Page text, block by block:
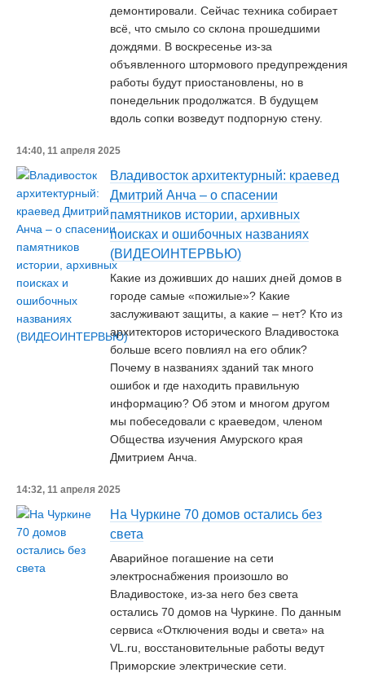
демонтировали. Сейчас техника собирает
всё, что смыло со склона прошедшими
дождями. В воскресенье из-за
объявленного штормового предупреждения
работы будут приостановлены, но в
понедельник продолжатся. В будущем
вдоль сопки возведут подпорную стену.
14:40, 11 апреля 2025
Владивосток архитектурный: краевед
Дмитрий Анча – о спасении
памятников истории, архивных
поисках и ошибочных названиях
(ВИДЕОИНТЕРВЬЮ)
Какие из доживших до наших дней домов в
городе самые «пожилые»? Какие
заслуживают защиты, а какие – нет? Кто из
архитекторов исторического Владивостока
больше всего повлиял на его облик?
Почему в названиях зданий так много
ошибок и где находить правильную
информацию? Об этом и многом другом
мы побеседовали с краеведом, членом
Общества изучения Амурского края
Дмитрием Анча.
14:32, 11 апреля 2025
На Чуркине 70 домов остались без
света
Аварийное погашение на сети
электроснабжения произошло во
Владивостоке, из-за него без света
остались 70 домов на Чуркине. По данным
сервиса «Отключения воды и света» на
VL.ru, восстановительные работы ведут
Приморские электрические сети.